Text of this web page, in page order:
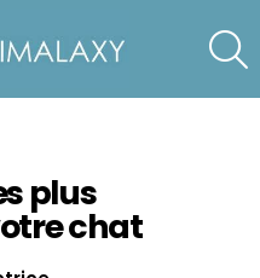
plus
chat